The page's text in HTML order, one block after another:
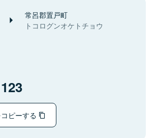
常呂郡置戸町
トコログンオケトチョウ
ピーする